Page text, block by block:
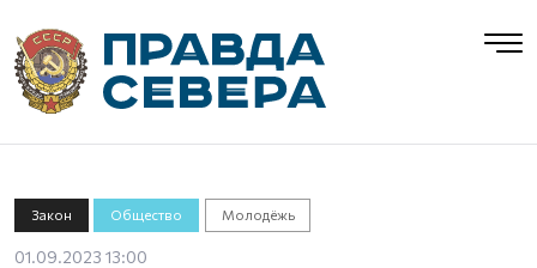
Закон Общество Молодёжь
01.09.2023 13:00